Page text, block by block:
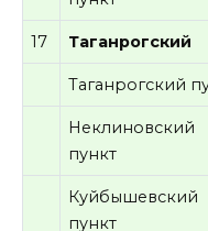
17 Таганрогский
Таганрогский
Неклиновский
пункт
Куйбышевский
пункт